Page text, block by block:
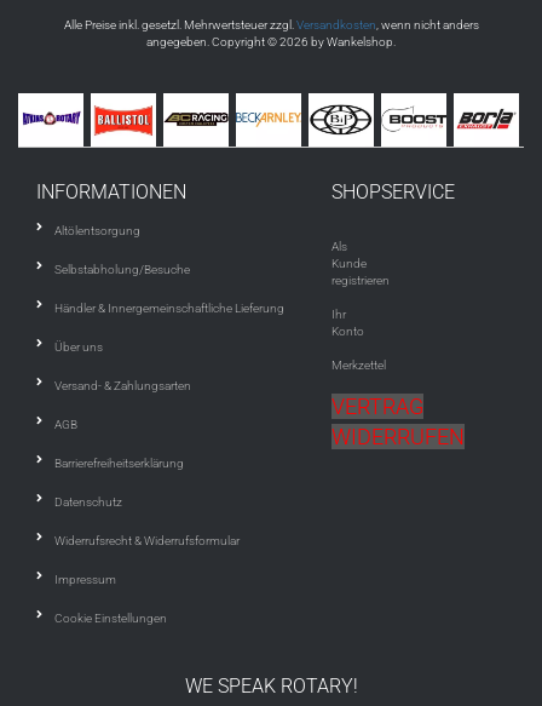
Alle Preise inkl. gesetzl. Mehrwertsteuer zzgl. Versandkosten , wenn nicht anders
angegeben. Copyright © 2026 by Wankelshop.
INFORMATIONEN
Altölentsorgung
Selbstabholung/Besuche
Händler & Innergemeinschaftliche Lieferung
Über uns
Versand- & Zahlungsarten
AGB
Barrierefreiheitserklärung
Datenschutz
Widerrufsrecht & Widerrufsformular
Impressum
Cookie Einstellungen
SHOPSERVICE
Als
Kunde
registrieren
Ihr
Konto
Merkzettel
VERTRAG
WIDERRUFEN
WE SPEAK ROTARY!